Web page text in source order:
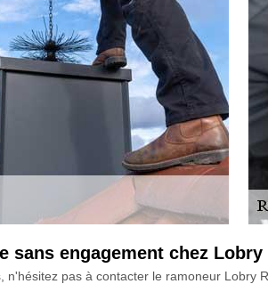
sans engagement chez Lobry
n'hésitez pas à contacter le ramoneur